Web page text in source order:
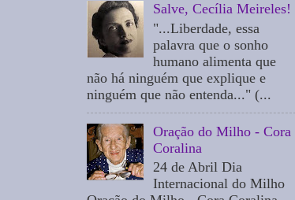
Salve, Cecília Meireles!
"...Liberdade, essa
palavra que o sonho
humano alimenta que
não há ninguém que explique e
ninguém que não entenda..." (...
Oração do Milho - Cora
Coralina
24 de Abril Dia
Internacional do Milho